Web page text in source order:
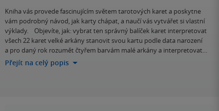
Kniha vás provede fascinujícím světem tarotových karet a poskytne
vám podrobný návod, jak karty chápat, a naučí vás vytvářet si vlastní
výklady. Objevíte, jak: vybrat ten správný balíček karet interpretovat
všech 22 karet velké arkány stanovit svou kartu podle data narození
a pro daný rok rozumět čtyřem barvám malé arkány a interpretovat…
Přejít na celý popis